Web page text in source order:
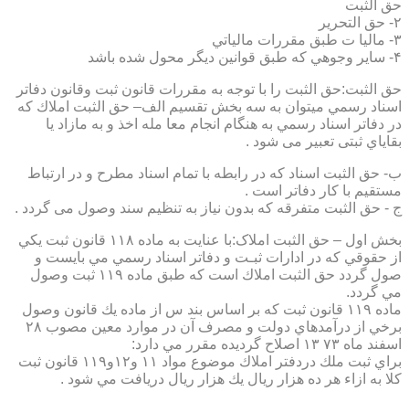
حق الثبت
۲- حق التحرير
۳- ماليا ت طبق مقررات مالياتي
۴- ساير وجوهي كه طبق قوانين ديگر محول شده باشد
حق الثبت:حق الثبت را با توجه به مقررات قانون ثبت وقانون دفاتر
اسناد رسمي ميتوان به سه بخش تقسيم الف– حق الثبت املاك كه
در دفاتر اسناد رسمي به هنگام انجام معا مله اخذ و به مازاد يا
بقاياي ثبتی تعبیر می شود .
ب- حق الثبت اسناد كه در رابطه با تمام اسناد مطرح و در ارتباط
مستقيم با كار دفاتر است .
ج - حق الثبت متفرقه كه بدون نياز به تنظیم سند وصول می گردد .
بخش اول – حق الثبت املاک:با عنايت به ماده ۱۱۸ قانون ثبت يكي
از حقوقي كه در ادارات ثبـت و دفاتر اسناد رسمي مي بايست و
صول گردد حق الثبت املاك است كه طبق ماده ۱۱۹ ثبت وصول
مي گردد.
ماده ۱۱۹ قانون ثبت كه بر اساس بند س از ماده يك قانون وصول
برخي از درآمدهاي دولت و مصرف آن در موارد معين مصوب ۲۸
اسفند ماه ۷۳ ۱۳ اصلاح گرديده مقرر مي دارد:
براي ثبت ملك دردفتر املاك موضوع مواد ۱۱ و۱۲و۱۱۹ قانون ثبت
كلا به ازاء هر ده هزار ريال يك هزار ريال دريافت مي شود .